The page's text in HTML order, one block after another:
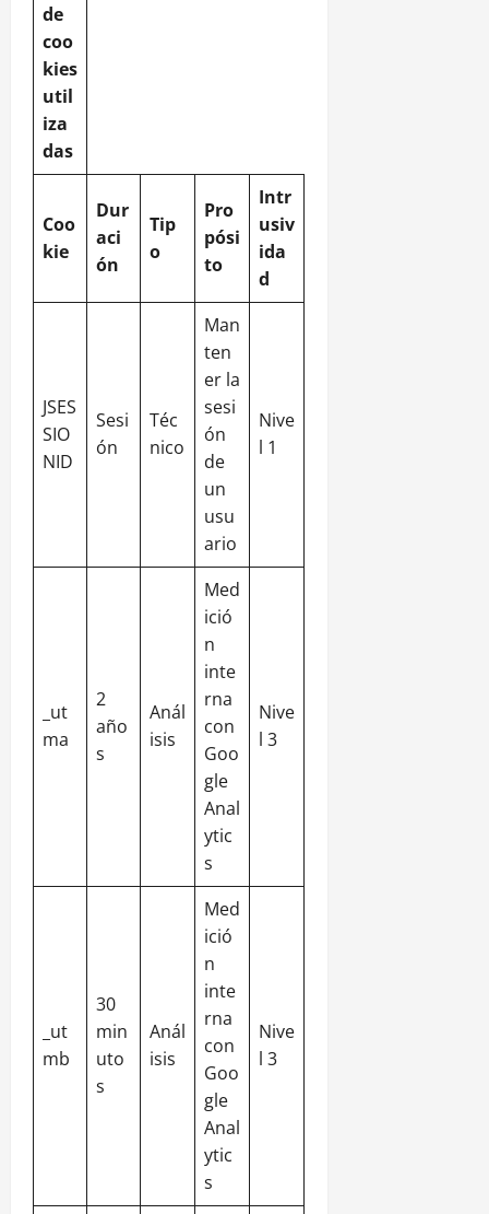
de
coo
kies
util
iza
das
Coo
kie
Dur
aci
ón
Tip
o
Pro
pósi
to
Intr
usiv
ida
d
JSES
SIO
NID
Sesi
ón
Téc
nico
Man
ten
er la
sesi
ón
de
un
usu
ario
Nive
l 1
_ut
ma
2
año
s
Anál
isis
Med
ició
n
inte
rna
con
Goo
gle
Anal
ytic
s
Nive
l 3
_ut
mb
30
min
uto
s
Anál
isis
Med
ició
n
inte
rna
con
Goo
gle
Anal
ytic
s
Nive
l 3